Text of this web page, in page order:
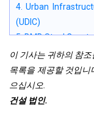
4. Urban
(UDIC)
5. BMB Steel
5.1 회사에 대한
5.2 BMB Steel이
이 기사는 귀하의 참조
목록을 제공할 것입
으십시오.
건설 법인.